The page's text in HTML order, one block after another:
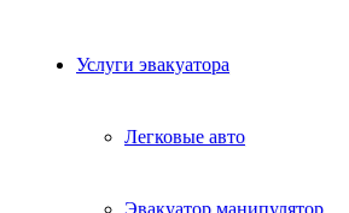
Услуги эвакуатора
Легковые авто
Эвакуатор манипулятор